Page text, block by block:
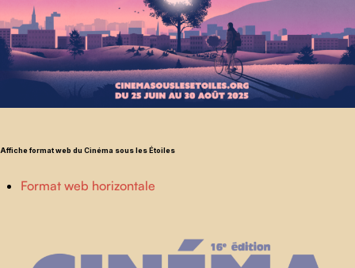
Affiche format web du Cinéma sous les Étoiles
Format web horizontale